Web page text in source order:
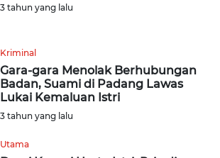
3 tahun yang lalu
Kriminal
Gara-gara Menolak Berhubungan
Badan, Suami di Padang Lawas
Lukai Kemaluan Istri
3 tahun yang lalu
Utama